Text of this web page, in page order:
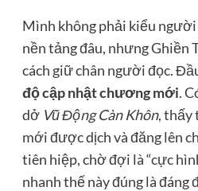
Mình không phải kiểu người
nền tảng đâu, nhưng Ghiền
cách giữ chân người đọc.
độ cập nhật chương mới.
dở Vũ Động Càn Khôn, thấy
mới được dịch và đăng lên
tiên hiệp, chờ đợi là “cực
nhanh thế này đúng là đáng